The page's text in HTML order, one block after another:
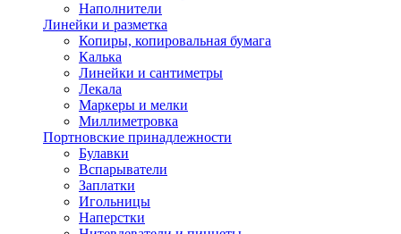
Наполнители
Линейки и разметка
Копиры, копировальная бумага
Калька
Линейки и сантиметры
Лекала
Маркеры и мелки
Миллиметровка
Портновские принадлежности
Булавки
Вспарыватели
Заплатки
Игольницы
Наперстки